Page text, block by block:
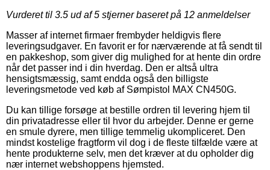
Vurderet til 3.5 ud af 5 stjerner baseret på 12 anmeldelser
Masser af internet firmaer frembyder heldigvis flere
leveringsudgaver. En favorit er for nærværende at få sendt til
en pakkeshop, som giver dig mulighed for at hente din ordre
når det passer ind i din hverdag. Den er altså ultra
hensigtsmæssig, samt endda også den billigste
leveringsmetode ved køb af Sømpistol MAX CN450G.
Du kan tillige forsøge at bestille ordren til levering hjem til
din privatadresse eller til hvor du arbejder. Denne er gerne
en smule dyrere, men tillige temmelig ukompliceret. Den
mindst kostelige fragtform vil dog i de fleste tilfælde være at
hente produkterne selv, men det kræver at du opholder dig
nær internet webshoppens hjemsted.